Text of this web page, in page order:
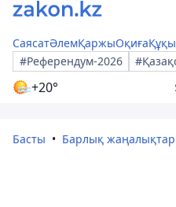
СаясатӘлемҚаржыОқиға
#Референдум-2026
+20°
Басты Барлық жаңалықтар